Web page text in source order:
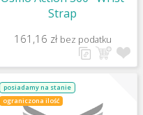
Strap
161,16 zł bez podatku
posiadamy na stanie
ograniczona ilość